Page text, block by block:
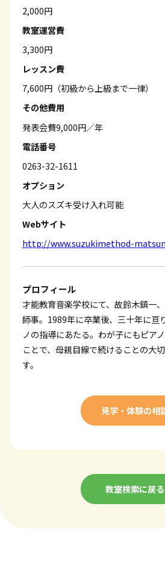
2,000円
教室運営費
3,300円
レッスン費
7,600円（初級から上級まで一律）
その他費用
発表会費9,000円／年
電話番号
0263-32-1611
オプション
大人のスズキ受け入れ可能
Webサイト
http://www.suzukimethod-
プロフィール
才能教育音楽学校にて、故鈴木鎮一
師事。1989年に卒業後、三十年に亘
ノの指導にあたる。わが子にもピア
ことで、母親目線で続けることの大
す。
見学・体験の相
教室検索に戻る